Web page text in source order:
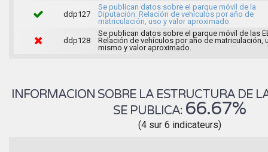
ddp127
Se publican datos sobre el parque móvil de la
Diputación: Relación de vehículos por año de
matriculación, uso y valor aproximado.
ddp128
Se publican datos sobre el parque móvil de las
Relación de vehículos por año de matriculación,
mismo y valor aproximado.
INFORMACION SOBRE LA ESTRUCTURA DE
SE PUBLICA: 66.67%
(4 sur 6 indicateurs)